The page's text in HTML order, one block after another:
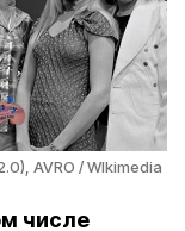
AVRO / WIkimedia
числе